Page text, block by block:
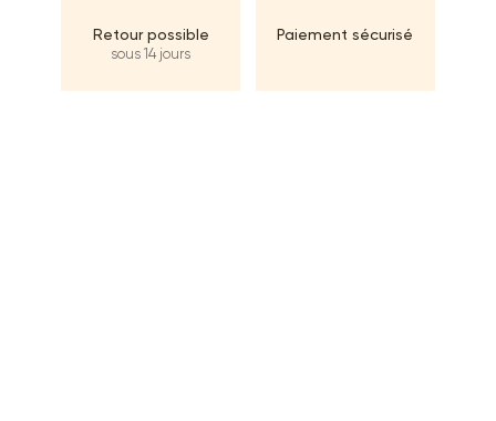
Retour possible
sous 14 jours
Paiement sécurisé